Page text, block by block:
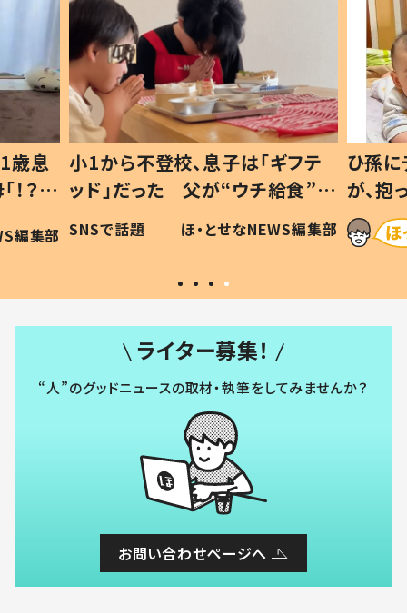
歳息
？」
編集部
小1から不登校、息子は「ギフテ
ッド」だった 父が“ウチ給食”を
作り続ける理由とは #令和の親
#令和の子
SNSで話題 ほ・とせなNEWS編集部
ひ孫
が、
「涙が
い」
ライター募集！
“人”のグッドニュースの取材・執筆をしてみませんか？
お問い合わせページへ